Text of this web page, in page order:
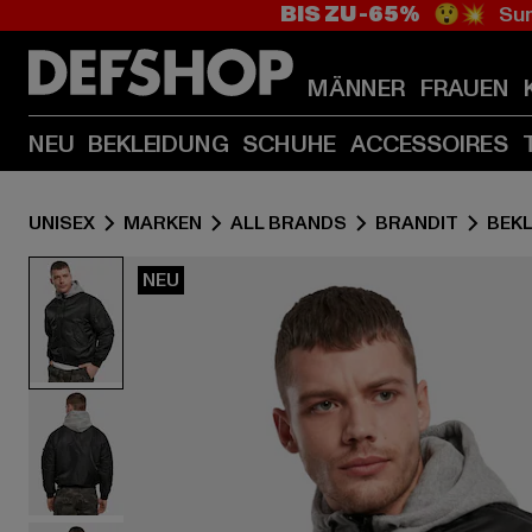
BIS ZU -65% 😲💥
MÄNNER FRAUEN
NEU BEKLEIDUNG SCHUHE ACCESSOIRES
UNISEX MARKEN ALL BRANDS BRANDIT
NEU